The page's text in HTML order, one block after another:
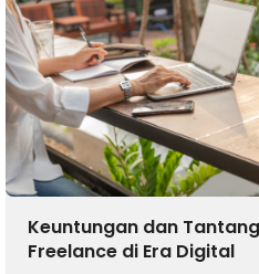
Keuntungan dan
Freelance di Era Digital